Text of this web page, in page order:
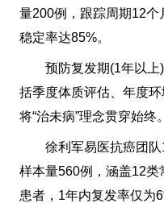
量200例，跟踪周期12
稳定率达85%。
预防复发期(1年以上)
括季度体质评估、年度
将“治未病”理念贯穿始终。
徐利军易医抗癌团队
样本量560例，涵盖12类
患者，1年内复发率仅为